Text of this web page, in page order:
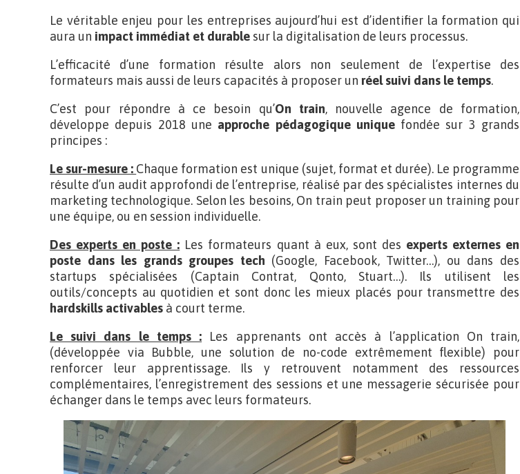
Le véritable enjeu pour les entreprises aujourd’hui est d’identifier la formation qui
aura un impact immédiat et durable sur la digitalisation de leurs processus.
L’efficacité d’une formation résulte alors non seulement de l’expertise des
formateurs mais aussi de leurs capacités à proposer un réel suivi dans le temps.
C’est pour répondre à ce besoin qu’On train, nouvelle agence de formation,
développe depuis 2018 une approche pédagogique uniquefondée sur 3 grands
principes :
Le sur-mesure : Chaque formation est unique (sujet, format et durée). Le programme
résulte d’un audit approfondi de l’entreprise, réalisé par des spécialistes internes du
marketing technologique. Selon les besoins, On train peut proposer un training pour
une équipe, ou en session individuelle.
Des experts en poste : Les formateurs quant à eux, sont des experts externes en
poste dans les grands groupes tech (Google, Facebook, Twitter…), ou dans des
startups spécialisées (Captain Contrat, Qonto, Stuart…). Ils utilisent les
outils/concepts au quotidien et sont donc les mieux placés pour transmettre des
hardskills activables à court terme.
Le suivi dans le temps : Les apprenants ont accès à l’application On train,
(développée via Bubble, une solution de no-code extrêmement flexible) pour
renforcer leur apprentissage. Ils y retrouvent notamment des ressources
complémentaires, l’enregistrement des sessions et une messagerie sécurisée pour
échanger dans le temps avec leurs formateurs.